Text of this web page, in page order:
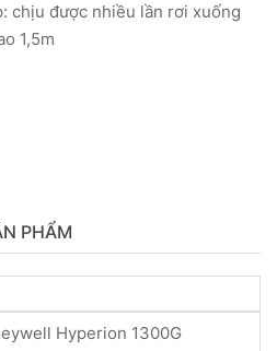
chịu được nhiều lần rơi xuống
1,5m
PHẨM
Hyperion 1300G